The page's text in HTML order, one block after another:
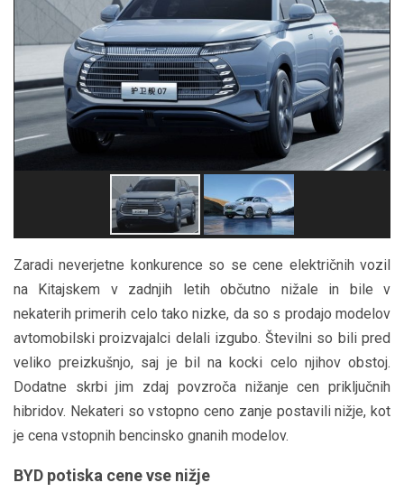
Zaradi neverjetne konkurence so se cene električnih vozil
na Kitajskem v zadnjih letih občutno nižale in bile v
nekaterih primerih celo tako nizke, da so s prodajo modelov
avtomobilski proizvajalci delali izgubo. Številni so bili pred
veliko preizkušnjo, saj je bil na kocki celo njihov obstoj.
Dodatne skrbi jim zdaj povzroča nižanje cen priključnih
hibridov. Nekateri so vstopno ceno zanje postavili nižje, kot
je cena vstopnih bencinsko gnanih modelov.
BYD potiska cene vse nižje